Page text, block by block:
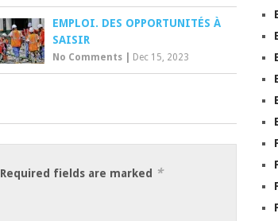
EMPLOI. DES OPPORTUNITÉS À
SAISIR
No Comments Dec 15, 2023
Required fields are marked *